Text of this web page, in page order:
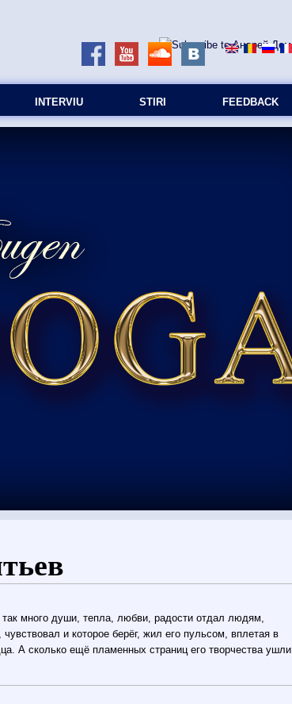
INTERVIU STIRI FEEDBACK
много души, тепла, любви, радости отдал людям,
и которое берёг, жил его пульсом, вплетая в
А сколько ещё пламенных страниц его творчества ушли